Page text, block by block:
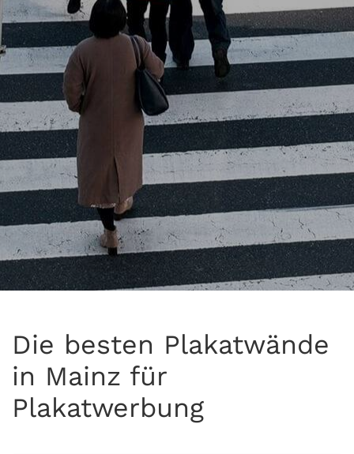
Die besten Plakatwände
in Mainz für
Plakatwerbung